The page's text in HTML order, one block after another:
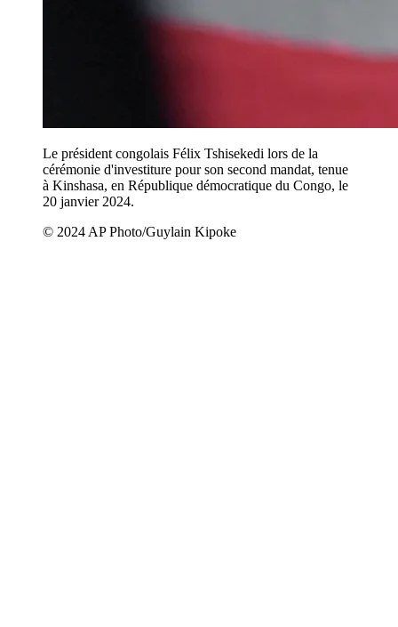
Le président congolais Félix Tshisekedi lors de la
cérémonie d'investiture pour son second mandat, tenue
à Kinshasa, en République démocratique du Congo, le
20 janvier 2024.
© 2024 AP Photo/Guylain Kipoke